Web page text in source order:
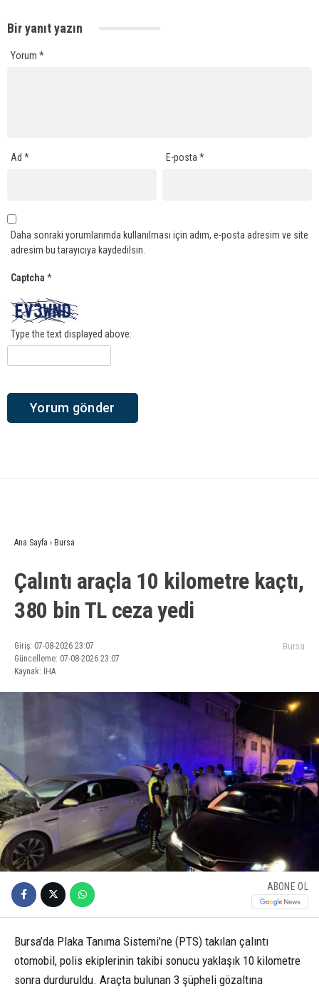
Bir yanıt yazın
Yorum *
Ad * E-posta*
Daha sonraki yorumlarımda kullanılması için adım, e-posta adresim ve site
adresim bu tarayıcıya kaydedilsin.
Captcha *
Type the text displayed above:
Ana Sayfa › Bursa
Çalıntı araçla 10 kilometre kaçtı,
380 bin TL ceza yedi
Giriş: 07-08-2026 23:07
Güncelleme: 07-08-2026 23:07
Kaynak: İHA
Bursa
ABONE OL
Bursa’da Plaka Tanıma Sistemi’ne (PTS) takılan çalıntı
otomobil, polis ekiplerinin takibi sonucu yaklaşık 10 kilometre
sonra durduruldu. Araçta bulunan 3 şüpheli gözaltına